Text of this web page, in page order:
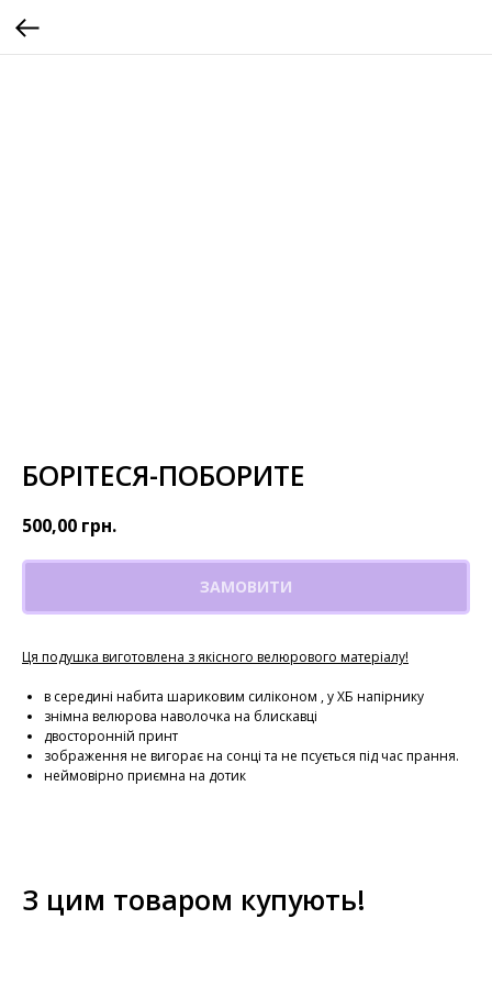
БОРІТЕСЯ-ПОБОРИТЕ
500,00 грн.
ЗАМОВИТИ
Ця подушка виготовлена з якісного велюрового матеріалу!
в середині набита шариковим силіконом , у ХБ напірнику
знімна велюрова наволочка на блискавці
двосторонній принт
зображення не вигорає на сонці та не псується під час прання.
неймовірно приємна на дотик
З цим товаром купують!